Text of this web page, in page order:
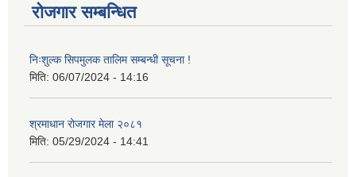
रोजगार सम्बन्धित
निःशुल्क सिपमुलक तालिम सम्बन्धी सूचना !
मिति: 06/07/2024 - 14:16
श्रमाधान रोजगार मेला २०८१
मिति: 05/29/2024 - 14:41